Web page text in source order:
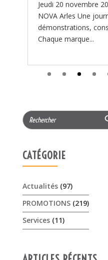
Search
CATÉGORIE
PROMOTIONS
𝟏𝟓% 𝐝𝐞
3 août 2026